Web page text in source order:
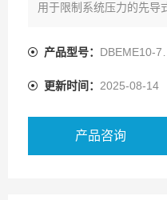
用于限制系统压力的先导
用于底板安装和螺纹连接
阀和控制电子元件都出自
（OBE）
产品型号： DBEME10-7X/200YG24K31A1M
更新时间： 2025-08-14
产品咨询